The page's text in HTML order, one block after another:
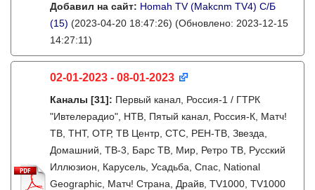
Добавил на сайт: Homah TV (Makcnm TV4) C/Б
(15) (2023-04-20 18:47:26) (Обновлено: 2023-12-15
14:27:11)
02-01-2023 - 08-01-2023
Каналы [31]: Первый канал, Россия-1 / ГТРК
"Ивтелерадио", НТВ, Пятый канал, Россия-К, Матч!
ТВ, ТНТ, ОТР, ТВ Центр, СТС, РЕН-ТВ, Звезда,
Домашний, ТВ-3, Барс ТВ, Мир, Ретро ТВ, Русский
Иллюзион, Карусель, Усадьба, Спас, National
Geographic, Матч! Страна, Драйв, TV1000, TV1000